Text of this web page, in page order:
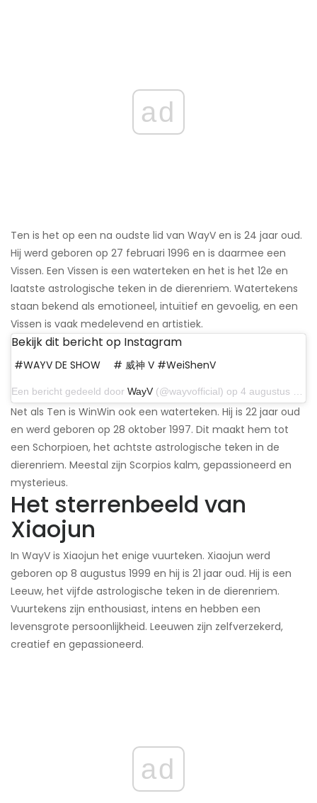
ad
Ten is het op een na oudste lid van WayV en is 24 jaar oud.
Hij werd geboren op 27 februari 1996 en is daarmee een
Vissen. Een Vissen is een waterteken en het is het 12e en
laatste astrologische teken in de dierenriem. Watertekens
staan ​​bekend als emotioneel, intuïtief en gevoelig, en een
Vissen is vaak medelevend en artistiek.
Bekijk dit bericht op Instagram
#WAYV DE SHOW ⠀ # 威神 V #WeiShenV
Een bericht gedeeld door WayV (@wayvofficial) op 4 augustus 2020 om 3:26 uur PDT
Net als Ten is WinWin ook een waterteken. Hij is 22 jaar oud
en werd geboren op 28 oktober 1997. Dit maakt hem tot
een Schorpioen, het achtste astrologische teken in de
dierenriem. Meestal zijn Scorpios kalm, gepassioneerd en
mysterieus.
Het sterrenbeeld van
Xiaojun
In WayV is Xiaojun het enige vuurteken. Xiaojun werd
geboren op 8 augustus 1999 en hij is 21 jaar oud. Hij is een
Leeuw, het vijfde astrologische teken in de dierenriem.
Vuurtekens zijn enthousiast, intens en hebben een
levensgrote persoonlijkheid. Leeuwen zijn zelfverzekerd,
creatief en gepassioneerd.
ad